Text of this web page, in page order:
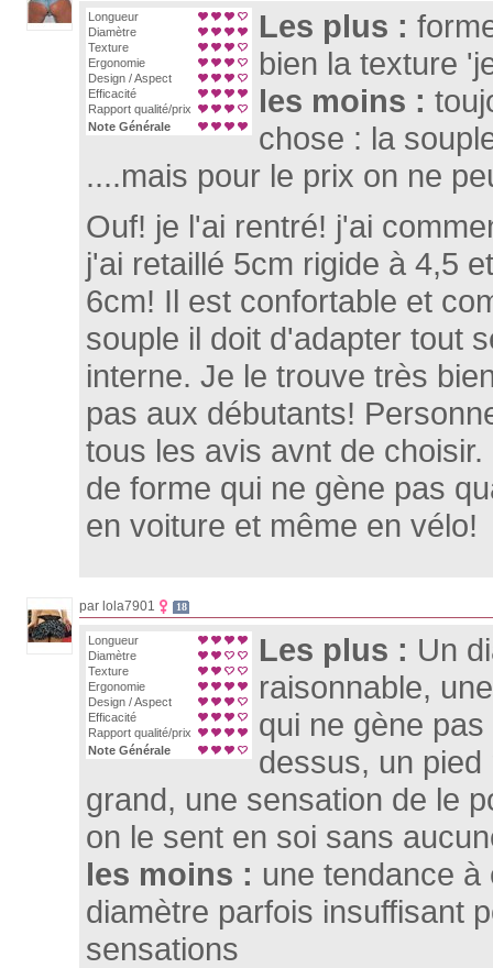
Longueur
Diamètre
Texture
Ergonomie
Design / Aspect
Efficacité
Rapport qualité/prix
Note Générale
Les plus :
bien la texture
les moins :
chose : la
....mais pour le prix on ne
Ouf! je l'ai rentré! j'ai
j'ai retaillé 5cm rigide à 4,5
6cm! Il est confortable et
souple il doit d'adapter tout
interne. Je le trouve très
pas aux débutants!
tous les avis avnt de
de forme qui ne gène pas
en voiture et même en vélo!
par lola7901 18
Longueur
Diamètre
Texture
Ergonomie
Design / Aspect
Efficacité
Rapport qualité/prix
Note Générale
Les plus : Un
raisonnable,
qui ne gène
dessus, un
grand, une sensation de le
on le sent en soi sans
les moins : une tendance
diamètre parfois insuffisant
sensations